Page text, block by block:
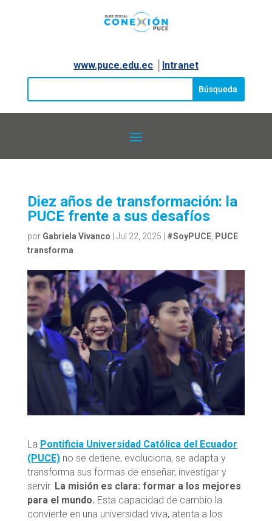
www.puce.edu.ec│ Intranet
Diez años de transformación: la
PUCE frente a sus desafíos
por Gabriela Vivanco Jul 22, 2025 #SoyPUCE, PUCE
transforma
La Pontificia Universidad Católica del Ecuador
(PUCE)no se detiene, evoluciona, se adapta y
transforma sus formas de enseñar, investigar y
servir. La misión es clara: formar a los mejores
para el mundo. Esta capacidad de cambio la
convierte en una universidad viva, atenta a los